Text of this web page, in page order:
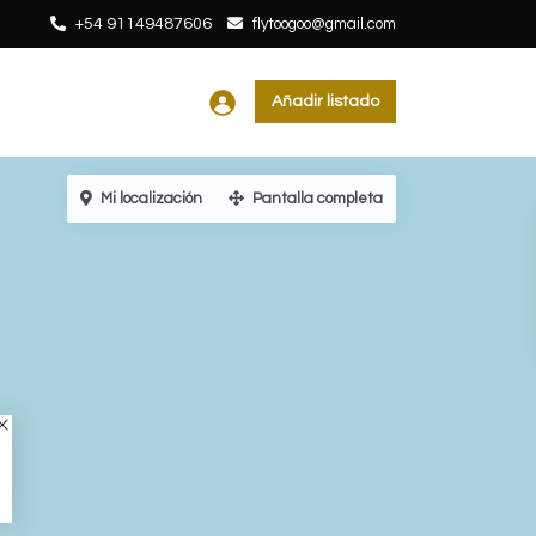
+54 91149487606 flytoogoo@gmail.com
Añadir listado
Mi localización Pantalla completa